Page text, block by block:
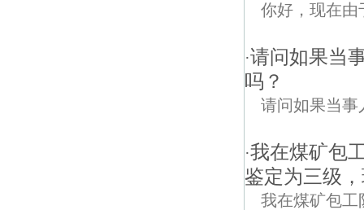
你好，现在由
·请问如果当
吗？
请问如果当事
·我在煤矿包
鉴定为三级
我在煤矿包工